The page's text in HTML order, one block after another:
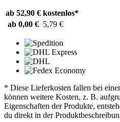
ab 52,90 € kostenlos*
ab 0,00 € 5,79 €
* Diese Lieferkosten fallen bei
können weitere Kosten, z. B.
Eigenschaften der Produkte,
du direkt in der